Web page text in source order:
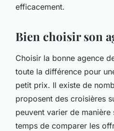
efficacement.
Bien choisir son
Choisir la bonne agence
toute la différence pour
petit prix. Il existe de
proposent des croisières
peuvent varier de
temps de comparer les